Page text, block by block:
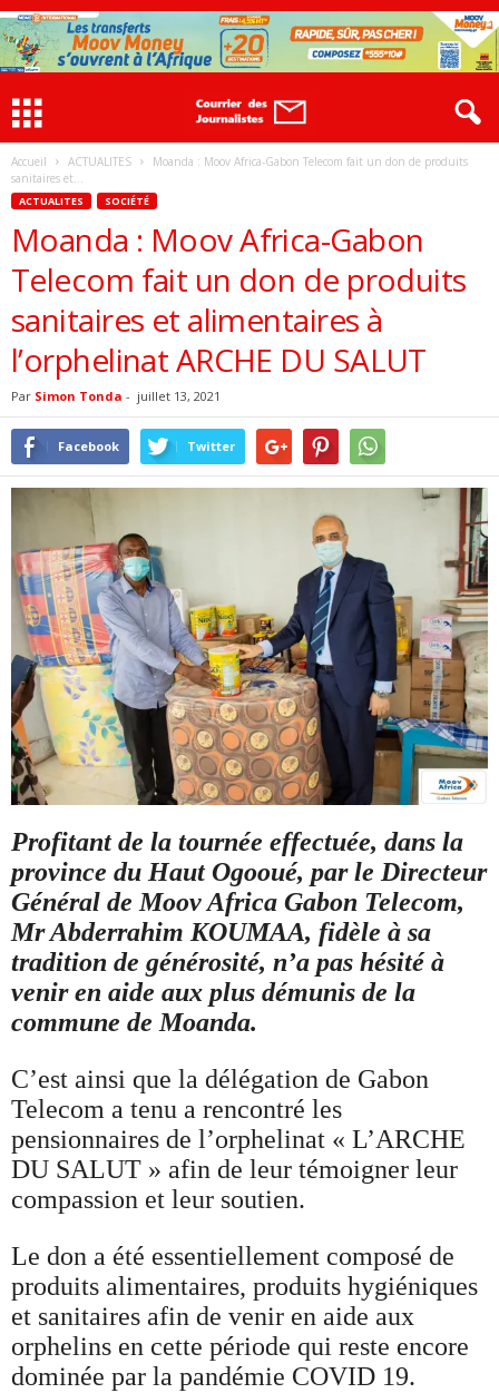
Accueil ACTUALITES
Moanda : Moov Africa-Gabon Telecom fait un don de produits
sanitaires et...
ACTUALITES SOCIÉTÉ
Moanda : Moov Africa-Gabon
Telecom fait un don de produits
sanitaires et alimentaires à
l’orphelinat ARCHE DU SALUT
Par Simon Tonda - juillet 13, 2021
Facebook Twitter
Profitant de la tournée effectuée, dans la
province du Haut Ogooué, par le Directeur
Général de Moov Africa Gabon Telecom,
Mr Abderrahim KOUMAA, fidèle à sa
tradition de générosité, n’a pas hésité à
venir en aide aux plus démunis de la
commune de Moanda.
C’est ainsi que la délégation de Gabon
Telecom a tenu a rencontré les
pensionnaires de l’orphelinat « L’ARCHE
DU SALUT » afin de leur témoigner leur
compassion et leur soutien.
Le don a été essentiellement composé de
produits alimentaires, produits hygiéniques
et sanitaires afin de venir en aide aux
orphelins en cette période qui reste encore
dominée par la pandémie COVID 19.